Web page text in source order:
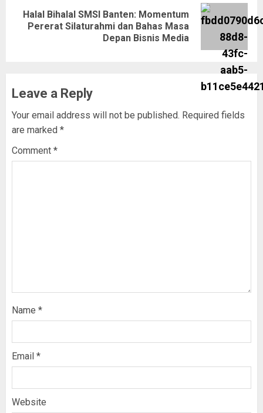
Halal Bihalal SMSI Banten: Momentum
Pererat Silaturahmi dan Bahas Masa
Depan Bisnis Media
Leave a Reply
Your email address will not be published. Required fields
are marked *
Comment *
Name *
Email *
Website